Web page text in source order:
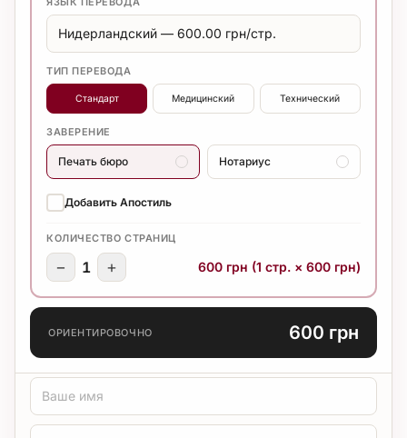
ТИП ПЕРЕВОДА
Стандарт Медицинский Технический
ЗАВЕРЕНИЕ
Печать бюро Нотариус
Добавить Апостиль
КОЛИЧЕСТВО СТРАНИЦ
− 1 + 600 грн (1 стр. × 600 грн)
ОРИЕНТИРОВОЧНО 600 грн